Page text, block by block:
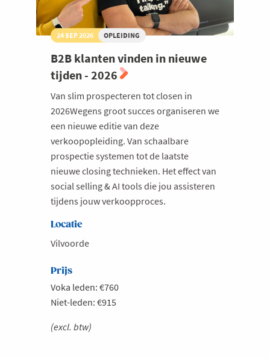
24 SEP 2026 OPLEIDING
B2B klanten vinden in nieuwe
tijden - 2026
Van slim prospecteren tot closen in
2026Wegens groot succes organiseren we
een nieuwe editie van deze
verkoopopleiding. Van schaalbare
prospectie systemen tot de laatste
nieuwe closing technieken. Het effect van
social selling & AI tools die jou assisteren
tijdens jouw verkoopproces.
Locatie
Vilvoorde
Prijs
Voka leden: €760
Niet-leden: €915
(excl. btw)